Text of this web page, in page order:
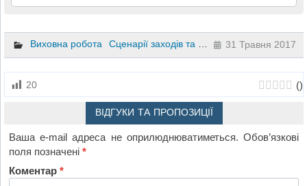
Виховна робота Сценарії заходів та свят 2 клас
31 Травня 2017
20 ()
ВІДГУКИ ТА ПРОПОЗИЦІЇ
Ваша e-mail адреса не оприлюднюватиметься. Обов’язкові
поля позначені*
Коментар*